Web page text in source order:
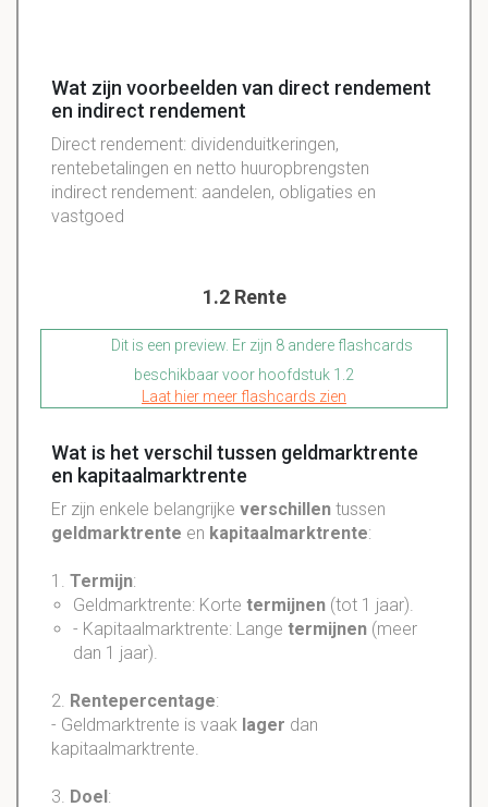
Wat zijn voorbeelden van direct rendement
en indirect rendement
Direct rendement: dividenduitkeringen,
rentebetalingen en netto huuropbrengsten
indirect rendement: aandelen, obligaties en
vastgoed
1.2 Rente
Dit is een preview. Er zijn 8 andere flashcards
beschikbaar voor hoofdstuk 1.2
Laat hier meer flashcards zien
Wat is het verschil tussen geldmarktrente
en kapitaalmarktrente
Er zijn enkele belangrijke verschillen tussen
geldmarktrente en kapitaalmarktrente:
1. Termijn:
Geldmarktrente: Korte termijnen (tot 1 jaar).
- Kapitaalmarktrente: Lange termijnen (meer
dan 1 jaar).
2. Rentepercentage:
- Geldmarktrente is vaak lager dan
kapitaalmarktrente.
3. Doel: